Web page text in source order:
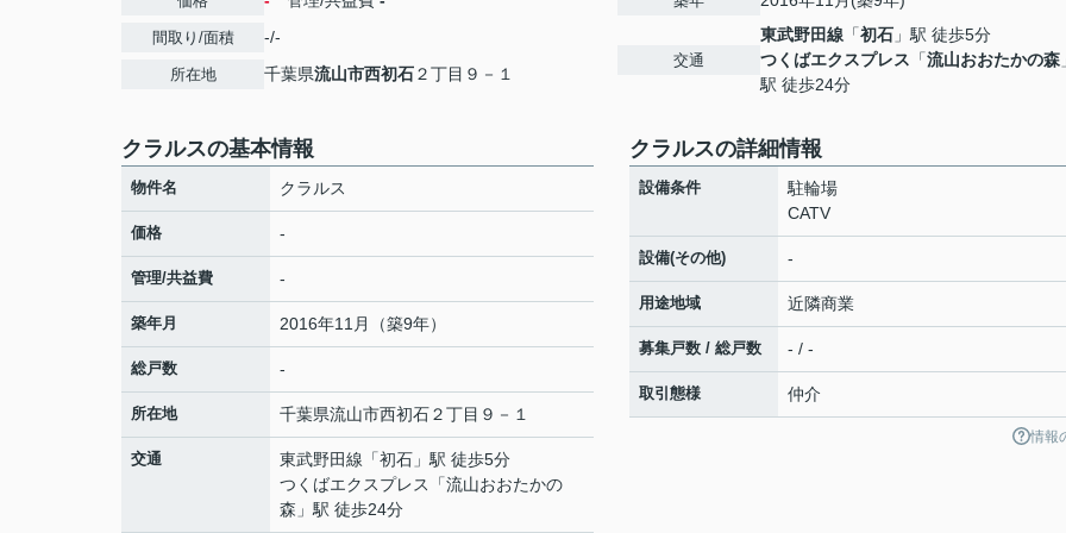
間取り/面積 -/-
所在地 千葉県流山市西初石２丁目９－１
交通
東武野田線 「初石 」駅 徒歩5分
つくばエクスプレス 「流山おおたかの森
駅 徒歩24分
クラルスの基本情報
物件名 クラルス
価格 -
管理/共益費 -
築年月 2016年11月（築9年）
総戸数 -
所在地 千葉県流山市西初石２丁目９－１
交通 東武野田線 「初石 」駅 徒歩5分
つくばエクスプレス
「流山おおたかの
森 」駅 徒歩24分
クラルスの詳細情報
設備条件
駐輪場
CATV
設備(その他) -
用途地域 近隣商業
募集戸数 / 総戸数 - / -
取引態様 仲介
情報